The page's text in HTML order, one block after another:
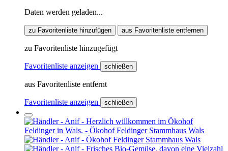
Daten werden geladen...
zu Favoritenliste hinzufügen aus Favoritenliste entfernen
zu Favoritenliste hinzugefügt
Favoritenliste anzeigen schließen
aus Favoritenliste entfernt
Favoritenliste anzeigen schließen